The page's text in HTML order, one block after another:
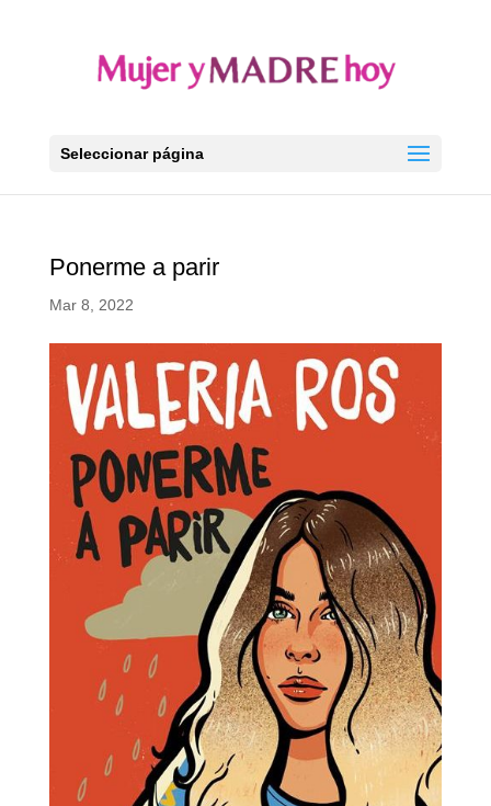
Seleccionar página
Ponerme a parir
Mar 8, 2022